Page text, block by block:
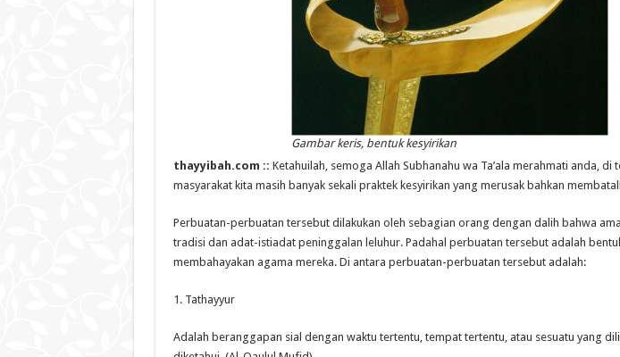
Gambar keris, bentuk kesyirikan
thayyibah.com :: Ketahuilah, semoga Allah Subhanahu wa Ta’ala merahmati anda, di
masyarakat kita masih banyak sekali praktek kesyirikan yang merusak bahkan
Perbuatan-perbuatan tersebut dilakukan oleh sebagian orang dengan dalih bahwa
tradisi dan adat-istiadat peninggalan leluhur. Padahal perbuatan tersebut adalah
membahayakan agama mereka. Di antara perbuatan-perbuatan tersebut adalah:
1. Tathayyur
Adalah beranggapan sial dengan waktu tertentu, tempat tertentu, atau sesuatu yang